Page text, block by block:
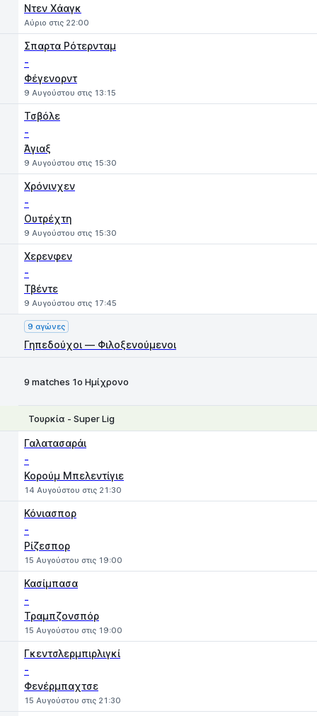
Ντεν Χάαγκ
Αύριο στις 22:00
Σπαρτα Ρότερνταμ
-
Φέγενορντ
9 Αυγούστου στις 13:15
Τσβόλε
-
Άγιαξ
9 Αυγούστου στις 15:30
Χρόνινχεν
-
Ουτρέχτη
9 Αυγούστου στις 15:30
Χερενφεν
-
Τβέντε
9 Αυγούστου στις 17:45
9 αγώνες
Γηπεδούχοι — Φιλοξενούμενοι
9 matches 1ο Ημίχρονο
Τουρκία - Super Lig
Γαλατασαράι
-
Κορούμ Μπελεντίγιε
14 Αυγούστου στις 21:30
Κόνιασπορ
-
Ρίζεσπορ
15 Αυγούστου στις 19:00
Κασίμπασα
-
Τραμπζονσπόρ
15 Αυγούστου στις 19:00
Γκεντσλερμπιρλιγκί
-
Φενέρμπαχτσε
15 Αυγούστου στις 21:30